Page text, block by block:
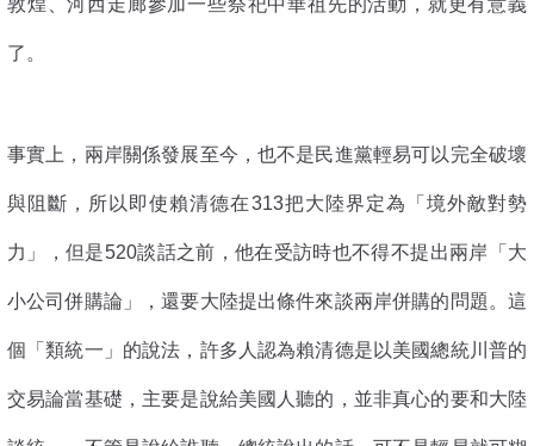
了。
事實上，兩岸關係發展至今，也不是民進黨輕易可以完全破壞
與阻斷，所以即使賴清德在313把大陸界定為「境外敵對勢
力」，但是520談話之前，他在受訪時也不得不提出兩岸「大
小公司併購論」，還要大陸提出條件來談兩岸併購的問題。這
個「類統一」的說法，許多人認為賴清德是以美國總統川普的
交易論當基礎，主要是說給美國人聽的，並非真心的要和大陸